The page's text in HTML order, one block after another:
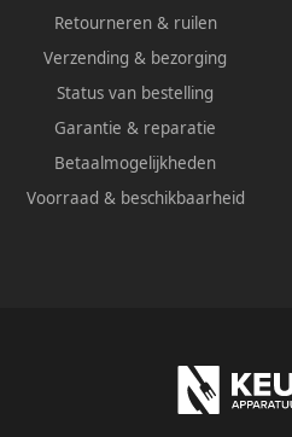
Retourneren & ruilen
Verzending & bezorging
Status van bestelling
Garantie & reparatie
Betaalmogelijkheden
Voorraad & beschikbaarheid